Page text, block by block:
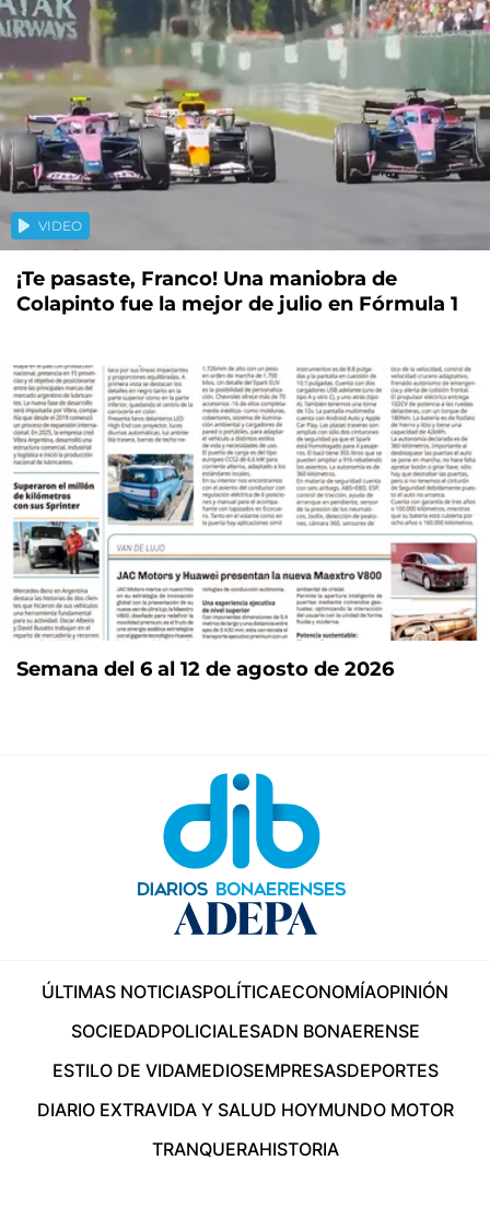
VIDEO
¡Te pasaste, Franco! Una maniobra de
Colapinto fue la mejor de julio en Fórmula 1
Semana del 6 al 12 de agosto de 2026
ÚLTIMAS NOTICIASPOLÍTICAECONOMÍAOPINIÓN
SOCIEDADPOLICIALESADN BONAERENSE
ESTILO DE VIDAMEDIOSEMPRESASDEPORTES
DIARIO EXTRAVIDA Y SALUD HOYMUNDO MOTOR
TRANQUERAHISTORIA